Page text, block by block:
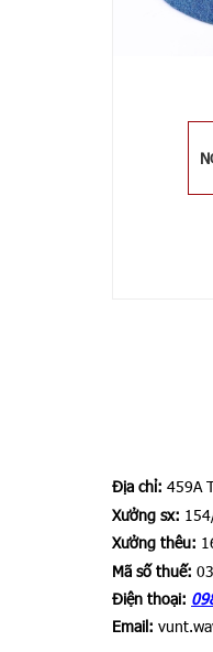
Địa chỉ: 459A
Xưởng sx:
Xưởng thêu:
Mã số thuế:
Điện thoại:
Email: